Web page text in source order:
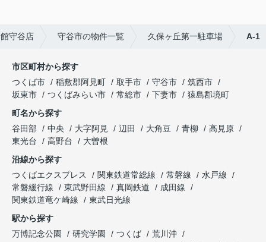
守谷店 守谷市の物件一覧 久保ヶ丘第一駐車場 A-1
市区町村から探す
つくば市
稲敷郡阿見町 取手市 守谷市
筑西市
坂東市
つくばみらい市 常総市 下妻市
猿島郡境町
町名から探す
谷田部
中央 大字阿見 辺田 大角豆 青柳
高見原
東光台
高野台
大曽根
沿線から探す
つくばエクスプレス
関東鉄道常総線 常磐線
水戸線
常磐緩行線
東武野田線 真岡鉄道
成田線
関東鉄道竜ケ崎線
東武日光線
駅から探す
万博記念公園
研究学園 つくば
荒川沖